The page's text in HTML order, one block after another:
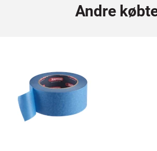
Andre